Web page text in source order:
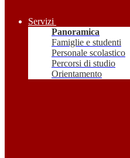
Servizi
Panoramica
Famiglie e studenti
Personale scolastico
Percorsi di studio
Orientamento